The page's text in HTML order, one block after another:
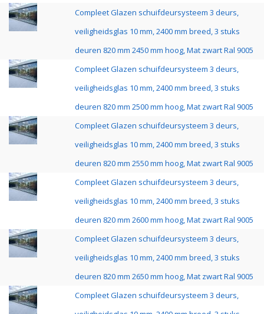
Compleet Glazen schuifdeursysteem 3 deurs,
veiligheidsglas 10 mm, 2400 mm breed, 3 stuks
deuren 820 mm 2450 mm hoog, Mat zwart Ral 9005
Compleet Glazen schuifdeursysteem 3 deurs,
veiligheidsglas 10 mm, 2400 mm breed, 3 stuks
deuren 820 mm 2500 mm hoog, Mat zwart Ral 9005
Compleet Glazen schuifdeursysteem 3 deurs,
veiligheidsglas 10 mm, 2400 mm breed, 3 stuks
deuren 820 mm 2550 mm hoog, Mat zwart Ral 9005
Compleet Glazen schuifdeursysteem 3 deurs,
veiligheidsglas 10 mm, 2400 mm breed, 3 stuks
deuren 820 mm 2600 mm hoog, Mat zwart Ral 9005
Compleet Glazen schuifdeursysteem 3 deurs,
veiligheidsglas 10 mm, 2400 mm breed, 3 stuks
deuren 820 mm 2650 mm hoog, Mat zwart Ral 9005
Compleet Glazen schuifdeursysteem 3 deurs,